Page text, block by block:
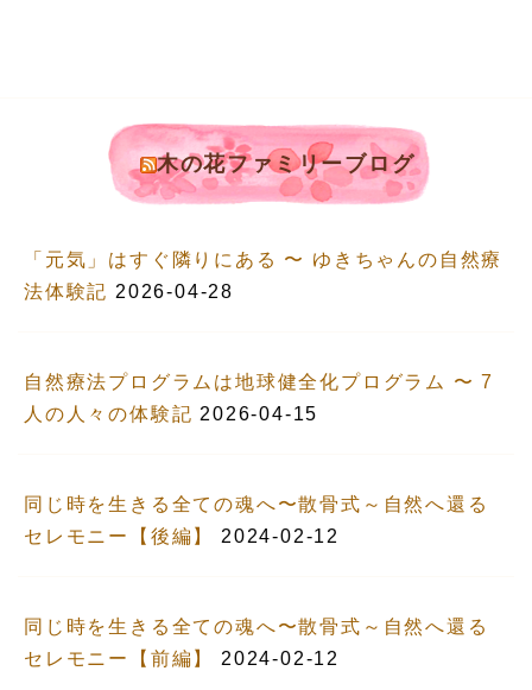
木の花ファミリーブログ
「元気」はすぐ隣りにある 〜 ゆきちゃんの自然療
法体験記 2026-04-28
自然療法プログラムは地球健全化プログラム 〜 7
人の人々の体験記 2026-04-15
同じ時を生きる全ての魂へ〜散骨式～自然へ還る
セレモニー【後編】
2024-02-12
同じ時を生きる全ての魂へ〜散骨式～自然へ還る
セレモニー【前編】
2024-02-12